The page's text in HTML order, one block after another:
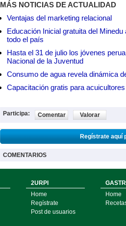
MÁS NOTICIAS DE ACTUALIDAD
Ventajas del marketing relacional
Educación Inicial gratuita del
todo el país
Hasta el 31 de julio los jóvenes
Nacional de la Juventud
Consumo de agua revela dinámica
Capacitación gratis para
Participa: Comentar Valorar
Regístrate aquí
COMENTARIOS
2URPI
Home
Regístrate
Post de usuarios
Home